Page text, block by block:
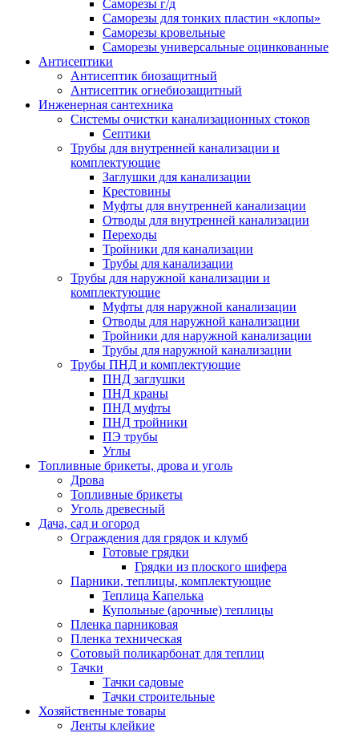
Саморезы г/д
Саморезы для тонких пластин «клопы»
Саморезы кровельные
Саморезы универсальные оцинкованные
Антисептики
Антисептик биозащитный
Антисептик огнебиозащитный
Инженерная сантехника
Системы очистки канализационных стоков
Септики
Трубы для внутренней канализации и
комплектующие
Заглушки для канализации
Крестовины
Муфты для внутренней канализации
Отводы для внутренней канализации
Переходы
Тройники для канализации
Трубы для канализации
Трубы для наружной канализации и
комплектующие
Муфты для наружной канализации
Отводы для наружной канализации
Тройники для наружной канализации
Трубы для наружной канализации
Трубы ПНД и комплектующие
ПНД заглушки
ПНД краны
ПНД муфты
ПНД тройники
ПЭ трубы
Углы
Топливные брикеты, дрова и уголь
Дрова
Топливные брикеты
Уголь древесный
Дача, сад и огород
Ограждения для грядок и клумб
Готовые грядки
Грядки из плоского шифера
Парники, теплицы, комплектующие
Теплица Капелька
Купольные (арочные) теплицы
Пленка парниковая
Пленка техническая
Сотовый поликарбонат для теплиц
Тачки
Тачки садовые
Тачки строительные
Хозяйственные товары
Ленты клейкие